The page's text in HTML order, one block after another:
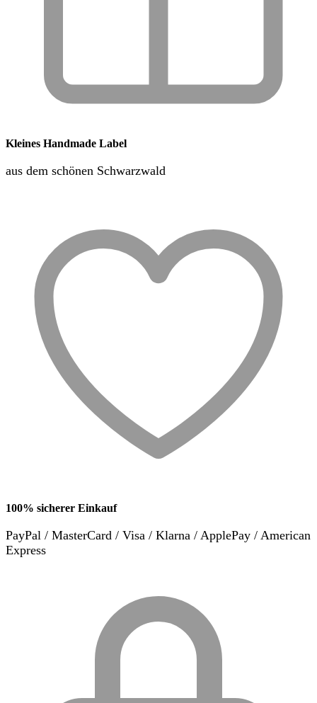
Kleines Handmade Label
aus dem schönen Schwarzwald
100% sicherer Einkauf
PayPal / MasterCard / Visa / Klarna / ApplePay / American
Express